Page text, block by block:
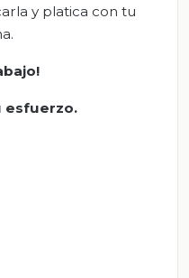
y platica con tu
esfuerzo.